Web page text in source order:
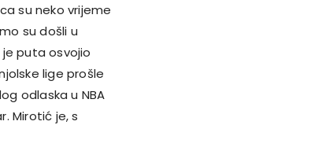
su neko vrijeme
su došli u
je puta osvojio
lige prošle
odlaska u NBA
Mirotić je, s